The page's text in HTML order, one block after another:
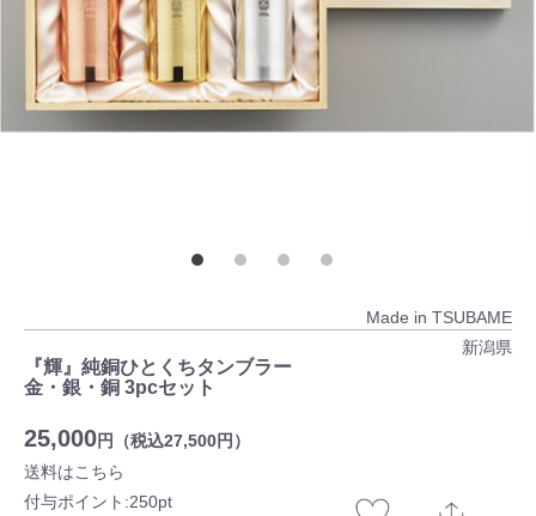
Made in TSUBAME
新潟県
『輝』純銅ひとくちタンブラー
金・銀・銅 3pcセット
25,000円（税込27,500円）
送料はこちら
付与ポイント:250pt